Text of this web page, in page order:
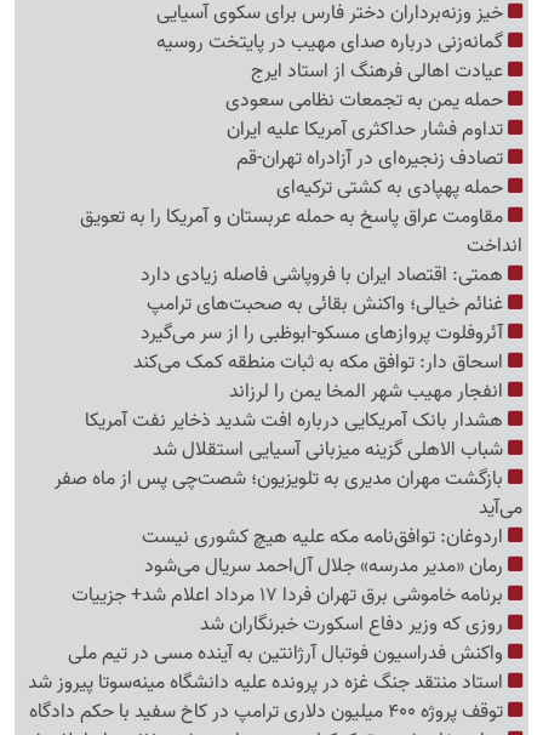
خیز وزنه‌برداران دختر فارس برای سکوی آسیایی
گمانه‌زنی درباره صدای مهیب در پایتخت روسیه
عیادت اهالی فرهنگ از استاد ایرج
حمله یمن به تجمعات نظامی سعودی
تداوم فشار حداکثری آمریکا علیه ایران
تصادف زنجیره‌ای در آزادراه تهران-قم
حمله پهپادی به کشتی ترکیه‌ای
مقاومت عراق پاسخ به حمله عربستان و آمریکا را به تعویق
انداخت
همتی: اقتصاد ایران با فروپاشی فاصله زیادی دارد
غنائم خیالی؛ واکنش بقائی به صحبت‌های ترامپ
آئروفلوت پروازهای مسکو-ابوظبی را از سر می‌گیرد
اسحاق دار: توافق مکه به ثبات منطقه کمک می‌کند
انفجار مهیب شهر المخا یمن را لرزاند
هشدار بانک آمریکایی درباره افت شدید ذخایر نفت آمریکا
شباب الاهلی گزینه میزبانی آسیایی استقلال شد
بازگشت مهران مدیری به تلویزیون؛ شصت‌چی پس از ماه صفر
می‌آید
اردوغان: توافق‌نامه مکه علیه هیچ کشوری نیست
رمان «مدیر مدرسه» جلال آل‌احمد سریال می‌شود
برنامه خاموشی برق تهران فردا 17 مرداد اعلام شد+ جزییات
روزی که وزیر دفاع اسکورت خبرنگاران شد
واکنش فدراسیون فوتبال آرژانتین به آینده مسی در تیم ملی
استاد منتقد جنگ غزه در پرونده علیه دانشگاه مینه‌سوتا پیروز شد
توقف پروژه 400 میلیون دلاری ترامپ در کاخ سفید با حکم دادگاه